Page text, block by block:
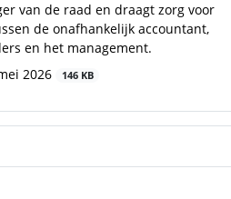
van de raad en draagt zorg voor
de onafhankelijk accountant,
en het management.
2026 146 KB